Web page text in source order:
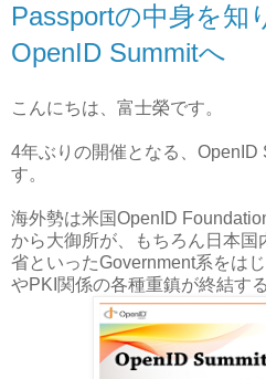
Passportの中身を知
OpenID Summitへ
こんにちは、富士榮です。
4年ぶりの開催となる、OpenID
す。
海外勢は米国OpenID
から大御所が、もちろん日本国
省といったGovernment系をは
やPKI関係の各種重鎮が終結す